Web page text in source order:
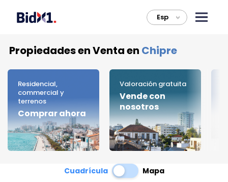
Esp >
Propiedades en Venta en Chipre
Residencial,
commercial y
terrenos
Comprar ahora
Valoración gratuita
Vende con
nosotros
Cuadrícula Mapa